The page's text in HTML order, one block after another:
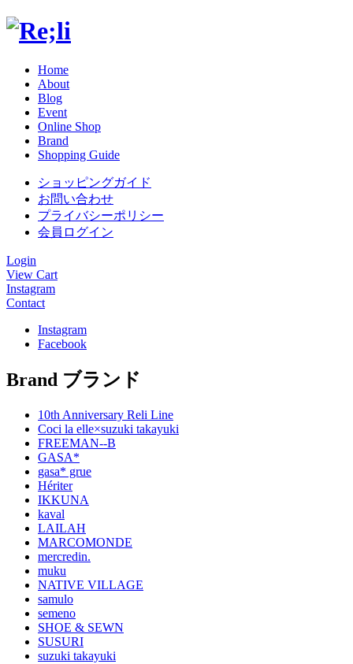
Home
About
Blog
Event
Online Shop
Brand
Shopping Guide
ショッピングガイド
お問い合わせ
プライバシーポリシー
会員ログイン
Login
View Cart
Instagram
Contact
Instagram
Facebook
Brand ブランド
10th Anniversary Reli Line
Coci la elle×suzuki takayuki
FREEMAN--B
GASA*
gasa* grue
Hériter
IKKUNA
kaval
LAILAH
MARCOMONDE
mercredin.
muku
NATIVE VILLAGE
samulo
semeno
SHOE & SEWN
SUSURI
suzuki takayuki